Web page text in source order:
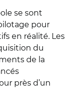
se sont
pour
en réalité. Les
du
de la
près d’un